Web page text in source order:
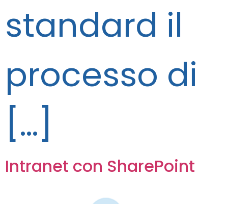
standard il
processo di
[…]
Intranet con SharePoint